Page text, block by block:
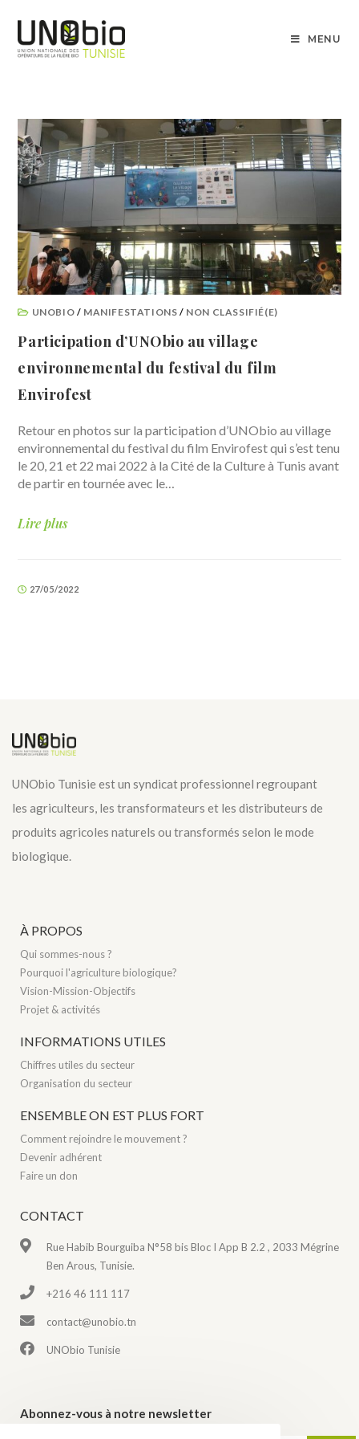
MENU
UNOBIO / MANIFESTATIONS / NON CLASSIFIÉ(E)
Participation d’UNObio au village
environnemental du festival du film
Envirofest
Retour en photos sur la participation d’UNObio au village
environnemental du festival du film Envirofest qui s’est tenu
le 20, 21 et 22 mai 2022 à la Cité de la Culture à Tunis avant
de partir en tournée avec le…
Lire plus
27/05/2022
UNObio Tunisie est un syndicat professionnel regroupant
les agriculteurs, les transformateurs et les distributeurs de
produits agricoles naturels ou transformés selon le mode
biologique.
À PROPOS
Qui sommes-nous ?
Pourquoi l'agriculture biologique?
Vision-Mission-Objectifs
Projet & activités
INFORMATIONS UTILES
Chiffres utiles du secteur
Organisation du secteur
ENSEMBLE ON EST PLUS FORT
Comment rejoindre le mouvement ?
Devenir adhérent
Faire un don
CONTACT
Rue Habib Bourguiba N°58 bis Bloc I App B 2.2 , 2033 Mégrine
Ben Arous, Tunisie.
+216 46 111 117
contact@unobio.tn
UNObio Tunisie
Abonnez-vous à notre newsletter